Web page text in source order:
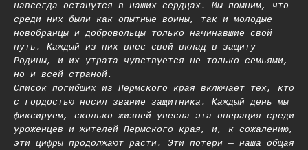
навсегда останутся в наших сердцах. Мы помним, что
среди них были как опытные воины, так и молодые
новобранцы и добровольцы только начинавшие свой
путь. Каждый из них внес свой вклад в защиту
Родины, и их утрата чувствуется не только семьями,
но и всей страной.
Список погибших из Пермского края включает тех, кто
с гордостью носил звание защитника. Каждый день мы
фиксируем, сколько жизней унесла эта операция среди
уроженцев и жителей Пермского края, и, к сожалению,
эти цифры продолжают расти. Эти потери — наша общая